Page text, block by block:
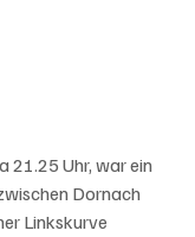
21.25 Uhr, war ein
Dornach
Linkskurve